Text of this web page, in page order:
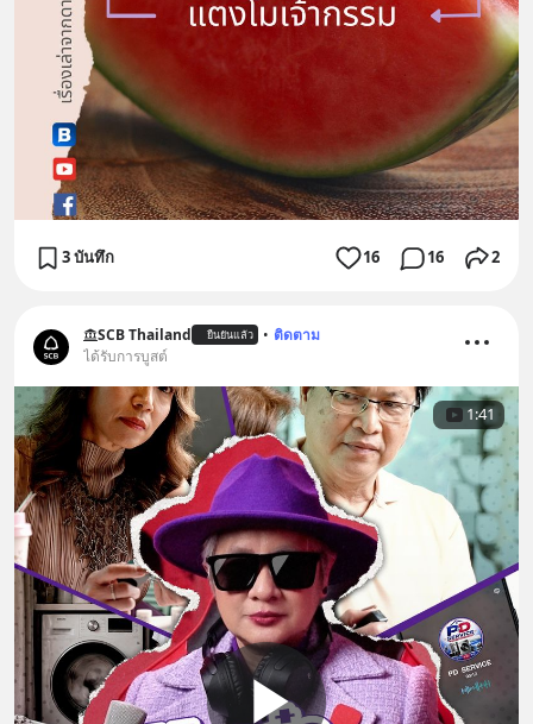
3 บันทึก 16 16 2
SCB Thailand ยืนยันแล้ว • ติดตาม
ได้รับการบูสต์
1:41